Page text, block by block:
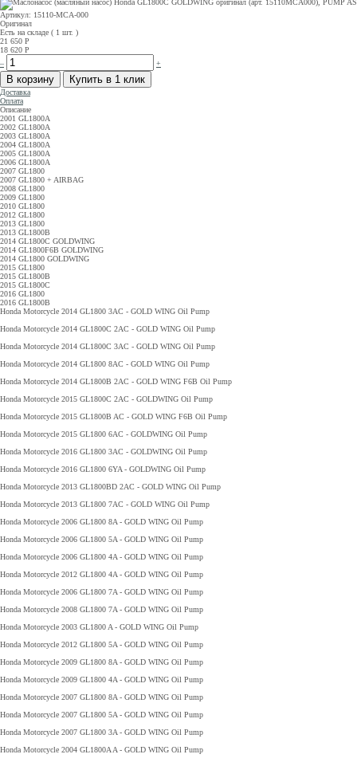
Артикул: 15110-MCA-000
Оригинал
Есть на складе ( 1 шт. )
21 650 Р
18 620 Р
–
+
Доставка
Оплата
Описание
2001 GL1800A
2002 GL1800A
2003 GL1800A
2004 GL1800A
2005 GL1800A
2006 GL1800A
2007 GL1800
2007 GL1800 + AIRBAG
2008 GL1800
2009 GL1800
2010 GL1800
2012 GL1800
2013 GL1800
2013 GL1800B
2014 GL1800C GOLDWING
2014 GL1800F6B GOLDWING
2014 GL1800 GOLDWING
2015 GL1800
2015 GL1800B
2015 GL1800C
2016 GL1800
2016 GL1800B
Honda Motorcycle 2014 GL1800 3AC - GOLD WING Oil Pump
Honda Motorcycle 2014 GL1800C 2AC - GOLD WING Oil Pump
Honda Motorcycle 2014 GL1800C 3AC - GOLD WING Oil Pump
Honda Motorcycle 2014 GL1800 8AC - GOLD WING Oil Pump
Honda Motorcycle 2014 GL1800B 2AC - GOLD WING F6B Oil Pump
Honda Motorcycle 2015 GL1800C 2AC - GOLDWING Oil Pump
Honda Motorcycle 2015 GL1800B AC - GOLD WING F6B Oil Pump
Honda Motorcycle 2015 GL1800 6AC - GOLDWING Oil Pump
Honda Motorcycle 2016 GL1800 3AC - GOLDWING Oil Pump
Honda Motorcycle 2016 GL1800 6YA - GOLDWING Oil Pump
Honda Motorcycle 2013 GL1800BD 2AC - GOLD WING Oil Pump
Honda Motorcycle 2013 GL1800 7AC - GOLD WING Oil Pump
Honda Motorcycle 2006 GL1800 8A - GOLD WING Oil Pump
Honda Motorcycle 2006 GL1800 5A - GOLD WING Oil Pump
Honda Motorcycle 2006 GL1800 4A - GOLD WING Oil Pump
Honda Motorcycle 2012 GL1800 4A - GOLD WING Oil Pump
Honda Motorcycle 2006 GL1800 7A - GOLD WING Oil Pump
Honda Motorcycle 2008 GL1800 7A - GOLD WING Oil Pump
Honda Motorcycle 2003 GL1800 A - GOLD WING Oil Pump
Honda Motorcycle 2012 GL1800 5A - GOLD WING Oil Pump
Honda Motorcycle 2009 GL1800 8A - GOLD WING Oil Pump
Honda Motorcycle 2009 GL1800 4A - GOLD WING Oil Pump
Honda Motorcycle 2007 GL1800 8A - GOLD WING Oil Pump
Honda Motorcycle 2007 GL1800 5A - GOLD WING Oil Pump
Honda Motorcycle 2007 GL1800 3A - GOLD WING Oil Pump
Honda Motorcycle 2004 GL1800A A - GOLD WING Oil Pump